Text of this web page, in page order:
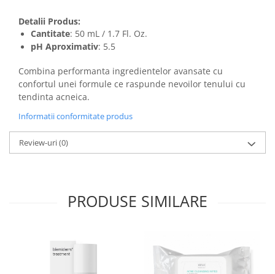
Detalii Produs:
Cantitate: 50 mL / 1.7 Fl. Oz.
pH Aproximativ: 5.5
Combina performanta ingredientelor avansate cu
confortul unei formule ce raspunde nevoilor tenului cu
tendinta acneica.
Informatii conformitate produs
Review-uri(0)
PRODUSE SIMILARE